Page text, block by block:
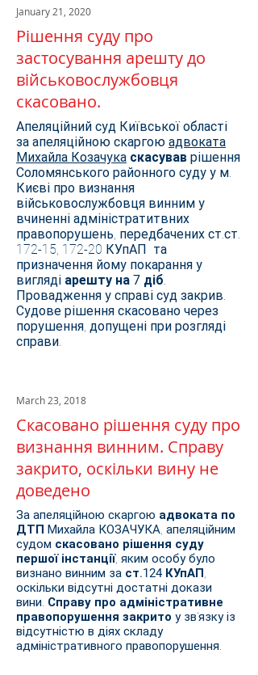
January 21, 2020
Рішення суду про
застосування арешту до
військовослужбовця
скасовано.
Апеляційний суд Київської області
за апеляційною скаргою адвоката
Михайла Козачука скасував рішення
Соломянського районного суду у м.
Києві про визнання
військовослужбовця винним у
вчиненні адміністратитвних
правопорушень, передбачених ст.ст.
172-15, 172-20 КУпАП та
призначення йому покарання у
вигляді арешту на 7 діб.
Провадження у справі суд закрив.
Судове рішення скасовано через
порушення, допущені при розгляді
справи.
March 23, 2018
Скасовано рішення суду про
визнання винним. Справу
закрито, оскільки вину не
доведено
За апеляційною скаргою адвоката по
ДТП Михайла КОЗАЧУКА, апеляційним
судом скасовано рішення суду
першої інстанції, яким особу було
визнано винним за ст.124 КУпАП ,
оскільки відсутні достатні докази
вини. Справу про адміністративне
правопорушення закрито у зв'язку із
відсутністю в діях складу
адміністративного правопорушення.